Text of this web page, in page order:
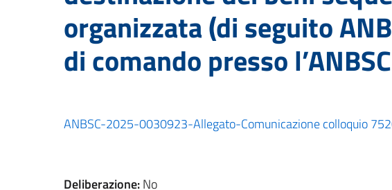
organizzata (di seguito
di comando presso l’ANBSC
ANBSC-2025-0030923-Allegato-Comunicazione colloquio
Deliberazione:No